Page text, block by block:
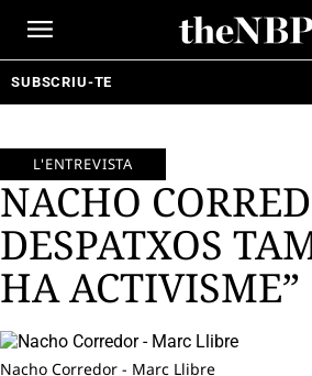
SUBSCRIU-TE
L'ENTREVISTA
NACHO
DESPATXOS
HA ACTIVISME”
Nacho Corredor - Marc Llibre